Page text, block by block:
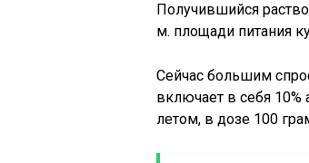
Получившийся
м. площади питания
Сейчас большим
включает в себя
летом, в дозе 100